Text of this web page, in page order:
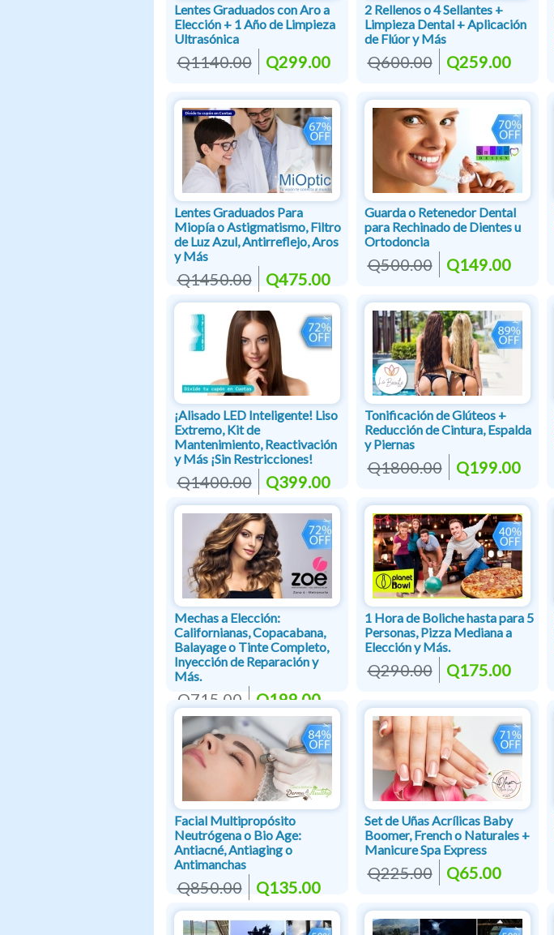
Lentes Graduados con Aro a
Elección + 1 Año de Limpieza
Ultrasónica
Q1140.00 Q299.00
2 Rellenos o 4 Sellantes +
Limpieza Dental + Aplicación
de Flúor y Más
Q600.00 Q259.00
Lentes Graduados Para
Miopía o Astigmatismo, Filtro
de Luz Azul, Antirreflejo, Aros
y Más
Q1450.00 Q475.00
Guarda o Retenedor Dental
para Rechinado de Dientes u
Ortodoncia
Q500.00 Q149.00
¡Alisado LED Inteligente! Liso
Extremo, Kit de
Mantenimiento, Reactivación
y Más ¡Sin Restricciones!
Q1400.00 Q399.00
Tonificación de Glúteos +
Reducción de Cintura, Espalda
y Piernas
Q1800.00 Q199.00
Mechas a Elección:
Californianas, Copacabana,
Balayage o Tinte Completo,
Inyección de Reparación y
Más.
Q715.00 Q199.00
1 Hora de Boliche hasta para 5
Personas, Pizza Mediana a
Elección y Más.
Q290.00 Q175.00
Facial Multipropósito
Neutrógena o Bio Age:
Antiacné, Antiaging o
Antimanchas
Q850.00 Q135.00
Set de Uñas Acrílicas Baby
Boomer, French o Naturales +
Manicure Spa Express
Q225.00 Q65.00